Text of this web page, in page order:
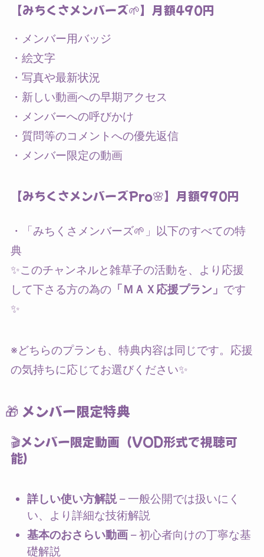
【みちくさメンバーズ🌱】月額490円
・メンバー用バッジ
・絵文字
・写真や最新状況
・新しい動画への早期アクセス
・メンバーへの呼びかけ
・質問等のコメントへの優先返信
・メンバー限定の動画
【みちくさメンバーズPro🌸】月額990円
・「みちくさメンバーズ🌱」以下のすべての特
典
✨このチャンネルと雑草子の活動を、より応援
して下さる方の為の 「ＭＡＸ応援プラン」 です
✨
※どちらのプランも、特典内容は同じです。応援
の気持ちに応じてお選びください✨
🎁 メンバー限定特典
🎬メンバー限定動画（VOD形式で視聴可
能）
詳しい使い方解説– 一般公開では扱いにく
い、より詳細な技術解説
基本のおさらい動画 – 初心者向けの丁寧な基
礎解説